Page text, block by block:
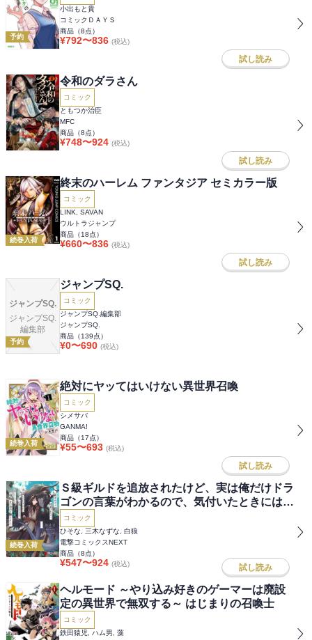
予約
小出もと貴
コミックＤＡＹＳ
商品（8点）
¥792〜836 (税込)
試し読み
令和のダラさん
コミック
ともつか治臣
MFC
商品（8点）
¥748〜924 (税込)
試し読み
続巻入荷
終末のハーレム ファンタジア セミカラー版
コミック
LINK, SAVAN
ウルトラジャンプ
商品（18点）
¥660〜836 (税込)
試し読み
ジャンプSQ.
ジャンプSQ.
編集部
予約
ジャンプSQ.
コミック
ジャンプSQ.編集部
ジャンプSQ.
商品（139点）
¥0〜690 (税込)
続巻入荷
絶対にヤッてはいけない異世界召喚
コミック
シメサバ
GANMA!
商品（17点）
¥55〜693 (税込)
試し読み
続巻入荷
Ｓ級ギルドを追放されたけど、実は俺だけドラ
ゴンの言葉がわかるので、気付いたときには竜
騎士の頂点を極めてました。
コミック
ひそな, 三木なずな, 白狼
電撃コミックスNEXT
商品（8点）
¥547〜924 (税込) 試し読み
ヘルモード ～やり込み好きのゲーマーは廃設
定の異世界で無双する～ はじまりの召喚士
コミック
鉄田猿児, ハム男, 藻